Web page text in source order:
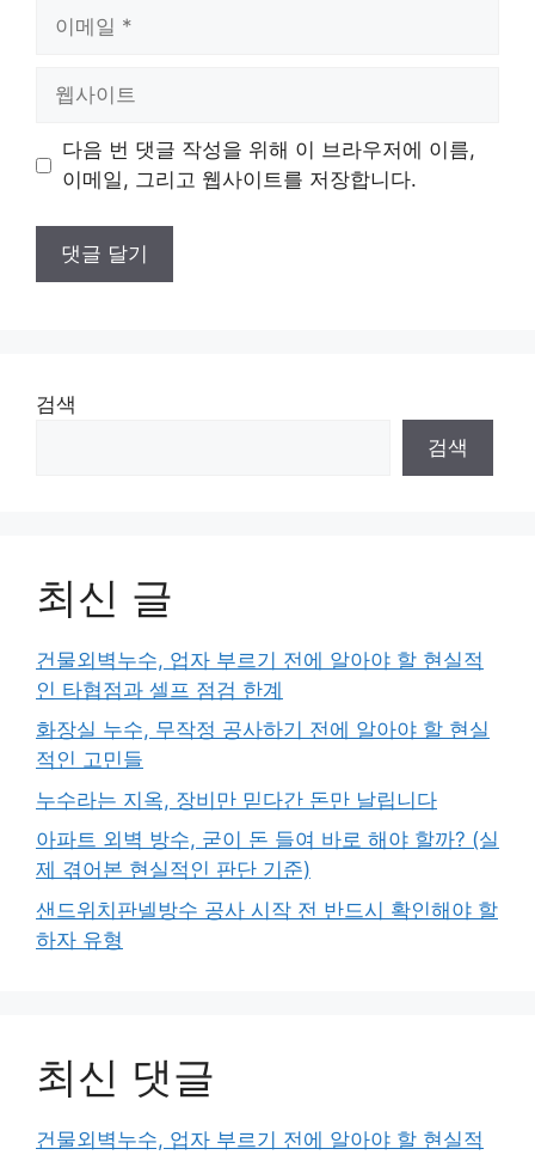
트
다음 번 댓글 작성을 위해 이 브라우저에 이름,
이메일, 그리고 웹사이트를 저장합니다.
검색
검색
최신 글
건물외벽누수, 업자 부르기 전에 알아야 할 현실적
인 타협점과 셀프 점검 한계
화장실 누수, 무작정 공사하기 전에 알아야 할 현실
적인 고민들
누수라는 지옥, 장비만 믿다간 돈만 날립니다
아파트 외벽 방수, 굳이 돈 들여 바로 해야 할까? (실
제 겪어본 현실적인 판단 기준)
샌드위치판넬방수 공사 시작 전 반드시 확인해야 할
하자 유형
최신 댓글
건물외벽누수, 업자 부르기 전에 알아야 할 현실적